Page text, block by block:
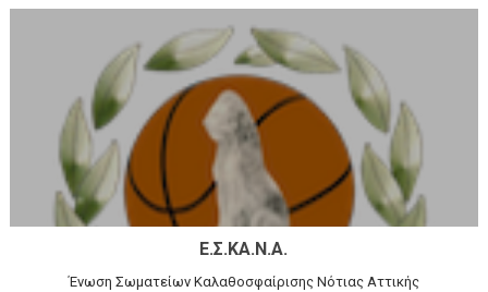
Ε.Σ.ΚΑ.Ν.Α.
Ένωση Σωματείων Καλαθοσφαίρισης Νότιας Αττικής